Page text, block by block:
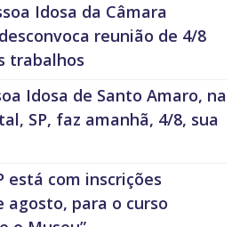
Idosa da Câmara
reunião de 4/8
trabalhos
Idosa de Santo Amaro, na
SP, faz amanhã, 4/8, sua
está com inscrições
agosto, para o curso